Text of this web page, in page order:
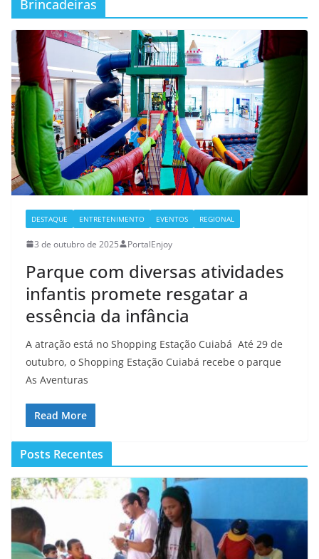
Brincadeiras
DESTAQUE ENTRETENIMENTO EVENTOS REGIONAL
3 de outubro de 2025 PortalEnjoy
Parque com diversas atividades
infantis promete resgatar a
essência da infância
A atração está no Shopping Estação Cuiabá Até 29 de
outubro, o Shopping Estação Cuiabá recebe o parque
As Aventuras
Read More
Posts Recentes